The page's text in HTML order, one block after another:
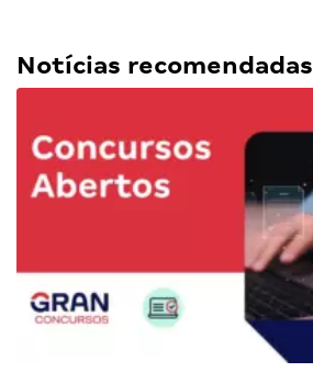
Notícias recomendadas